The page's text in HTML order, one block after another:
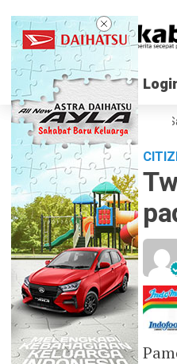
Spesifikasi Lampung-1, Satelit